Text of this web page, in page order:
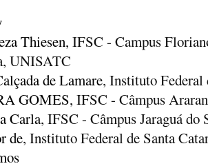
Thiesen, IFSC - Campus
, UNISATC
de Lamare, Instituto Federal
GOMES, IFSC - Câmpus
Carla, IFSC - Câmpus Jaraguá do
de, Instituto Federal de Santa